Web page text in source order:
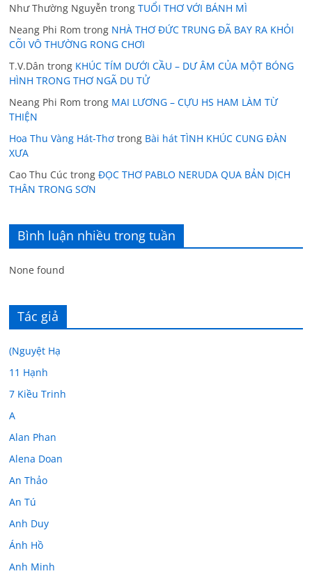
Như Thường Nguyễn trongTUỔI THƠ VỚI BÁNH MÌ
Neang Phi Rom trong NHÀ THƠ ĐỨC TRUNG ĐÃ BAY RA KHỎI
CÕI VÔ THƯỜNG RONG CHƠI
T.V.Dân trong KHÚC TÍM DƯỚI CẦU – DƯ ÂM CỦA MỘT BÓNG
HÌNH TRONG THƠ NGÃ DU TỬ
Neang Phi Rom trong MAI LƯƠNG – CỰU HS HAM LÀM TỪ
THIỆN
Hoa Thu Vàng Hát-Thơ trong Bài hát TÌNH KHÚC CUNG ĐÀN
XƯA
Cao Thu Cúc trongĐỌC THƠ PABLO NERUDA QUA BẢN DỊCH
THÂN TRONG SƠN
Bình luận nhiều trong tuần
None found
Tác giả
(Nguyệt Hạ
11 Hạnh
7 Kiều Trinh
A
Alan Phan
Alena Doan
An Thảo
An Tú
Anh Duy
Ánh Hồ
Anh Minh